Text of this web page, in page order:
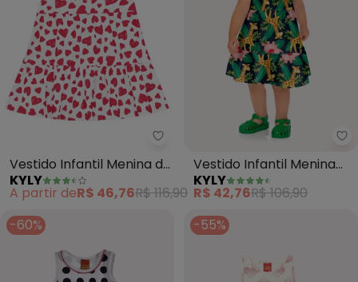
Kyly - Vestido Infantil Menina
Vestido Infantil Menina de
Coração (Branco)
KYLY
A partir deR$ 46,76R$ 116,90
Vestido Infantil Menina
em Algodão (Branco)
KYLY
R$ 42,76R$ 106,90
-60%
-55%